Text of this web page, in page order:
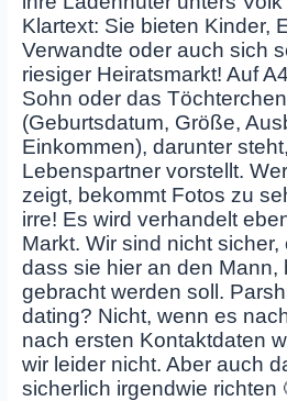
Klartext: Sie bieten Kinder,
Verwandte oder auch sich
riesiger Heiratsmarkt! Auf
Sohn oder das
(Geburtsdatum, Größe,
Einkommen), darunter
Lebenspartner vorstellt.
zeigt, bekommt Fotos zu
irre! Es wird verhandelt
Markt. Wir sind nicht sicher,
dass sie hier an den Mann,
gebracht werden soll.
dating? Nicht, wenn es
nach ersten Kontaktdaten
wir leider nicht. Aber auch
sicherlich irgendwie richten